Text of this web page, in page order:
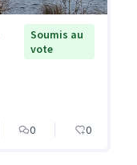
Soumis au
vote
0 0